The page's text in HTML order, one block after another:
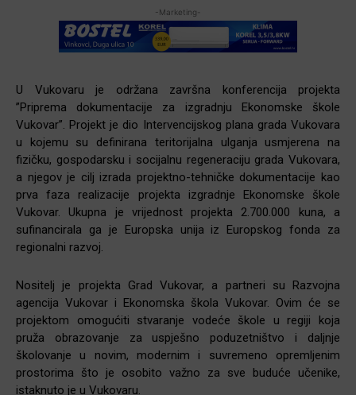
-Marketing-
U Vukovaru je održana završna konferencija projekta
”Priprema dokumentacije za izgradnju Ekonomske škole
Vukovar”. Projekt je dio Intervencijskog plana grada Vukovara
u kojemu su definirana teritorijalna ulganja usmjerena na
fizičku, gospodarsku i socijalnu regeneraciju grada Vukovara,
a njegov je cilj izrada projektno-tehničke dokumentacije kao
prva faza realizacije projekta izgradnje Ekonomske škole
Vukovar. Ukupna je vrijednost projekta 2.700.000 kuna, a
sufinancirala ga je Europska unija iz Europskog fonda za
regionalni razvoj.
Nositelj je projekta Grad Vukovar, a partneri su Razvojna
agencija Vukovar i Ekonomska škola Vukovar. Ovim će se
projektom omogućiti stvaranje vodeće škole u regiji koja
pruža obrazovanje za uspješno poduzetništvo i daljnje
školovanje u novim, modernim i suvremeno opremljenim
prostorima što je osobito važno za sve buduće učenike,
istaknuto je u Vukovaru.